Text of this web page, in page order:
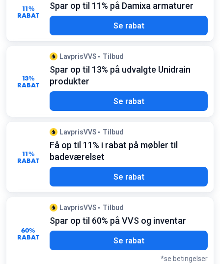
11%
RABAT
Spar op til 11% på Damixa armaturer
Se rabat
13%
RABAT
LavprisVVS Tilbud
Spar op til 13% på udvalgte Unidrain
produkter
Se rabat
11%
RABAT
LavprisVVS Tilbud
Få op til 11% i rabat på møbler til
badeværelset
Se rabat
60%
RABAT
LavprisVVS Tilbud
Spar op til 60% på VVS og inventar
Se rabat
*se betingelser